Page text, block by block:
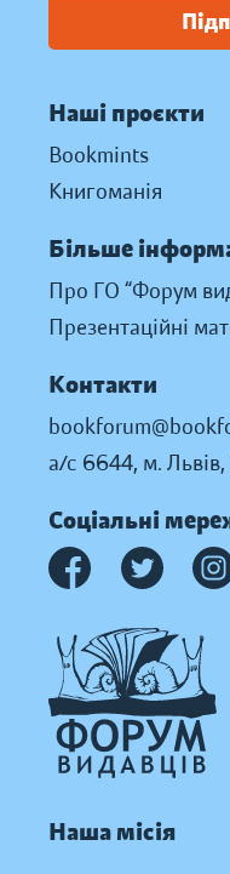
Наші проєкти
Bookmints
Книгоманія
Більше
Про ГО “Форум
Презентаційні
Контакти
а/с 6644, м.
Соціальні
Наша місія